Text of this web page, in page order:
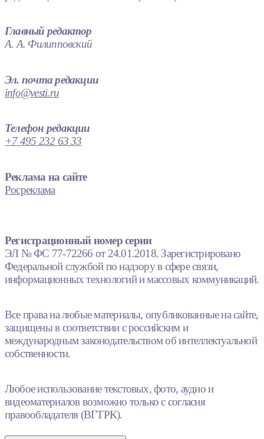
Главный редактор
А. А. Филипповский
Эл. почта редакции
info@vesti.ru
Телефон редакции
+7 495 232 63 33
Реклама на сайте
Росреклама
Регистрационный номер серии
ЭЛ № ФС 77-72266 от 24.01.2018. Зарегистрировано
Федеральной службой по надзору в сфере связи,
информационных технологий и массовых коммуникаций.
Все права на любые материалы, опубликованные на сайте,
защищены в соответствии с российским и
международным законодательством об интеллектуальной
собственности.
Любое использование текстовых, фото, аудио и
видеоматериалов возможно только с согласия
правообладателя (ВГТРК).